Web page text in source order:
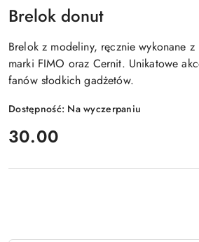
Brelok donut
Brelok z modeliny, ręcznie wykonane
marki FIMO oraz Cernit. Unikatowe
fanów słodkich gadżetów.
Dostępność: Na wyczerpaniu
cena:
30.00